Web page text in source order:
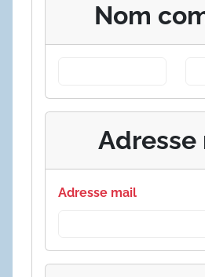
Nom
Adresse
Adresse mail